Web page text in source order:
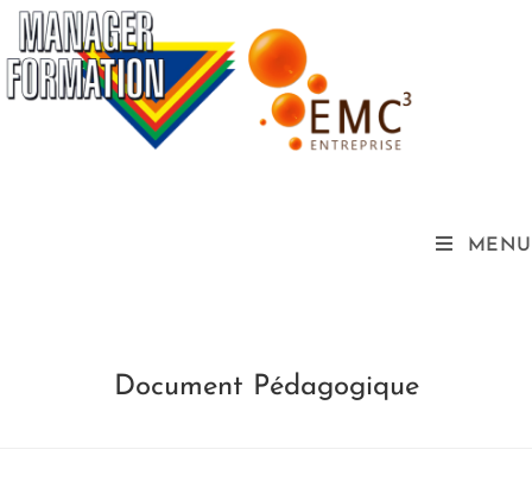
MENU
Document Pédagogique